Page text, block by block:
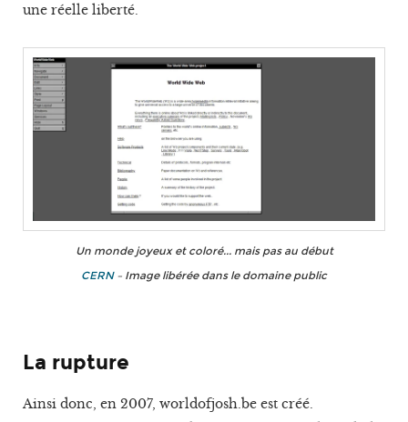
une réelle liberté.
Un monde joyeux et coloré... mais pas au début
CERN– Image libérée dans le domaine public
La rupture
Ainsi donc, en 2007, worldofjosh.be est créé.